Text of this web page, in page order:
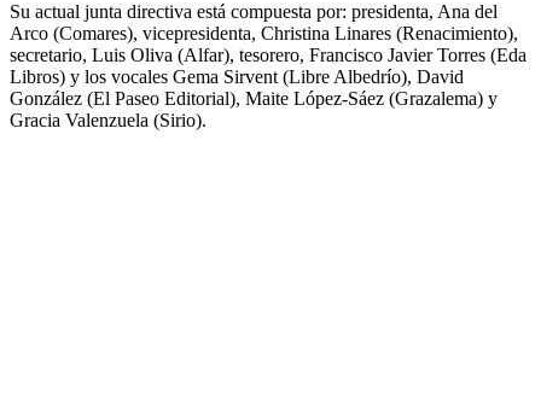
Su actual junta directiva está compuesta por: presidenta, Ana del
Arco (Comares), vicepresidenta, Christina Linares (Renacimiento),
secretario, Luis Oliva (Alfar), tesorero, Francisco Javier Torres (Eda
Libros) y los vocales Gema Sirvent (Libre Albedrío), David
González (El Paseo Editorial), Maite López-Sáez (Grazalema) y
Gracia Valenzuela (Sirio).